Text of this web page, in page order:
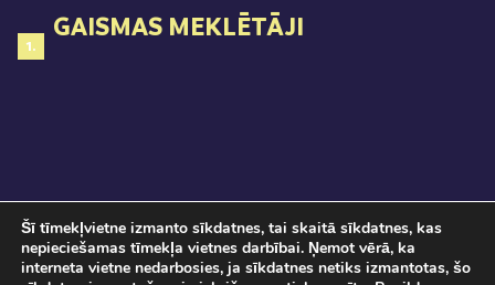
1.
GAISMAS MEKLĒTĀJI
Šī tīmekļvietne izmanto sīkdatnes, tai skaitā sīkdatnes, kas
nepieciešamas tīmekļa vietnes darbībai. Ņemot vērā, ka
interneta vietne nedarbosies, ja sīkdatnes netiks izmantotas, šo